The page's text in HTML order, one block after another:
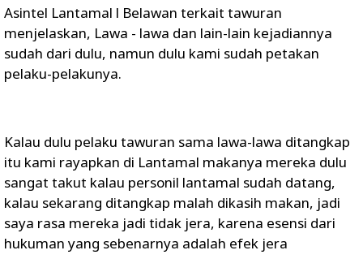
Asintel Lantamal l Belawan terkait tawuran
menjelaskan, Lawa - lawa dan lain-lain kejadiannya
sudah dari dulu, namun dulu kami sudah petakan
pelaku-pelakunya.
Kalau dulu pelaku tawuran sama lawa-lawa ditangkap
itu kami rayapkan di Lantamal makanya mereka dulu
sangat takut kalau personil lantamal sudah datang,
kalau sekarang ditangkap malah dikasih makan, jadi
saya rasa mereka jadi tidak jera, karena esensi dari
hukuman yang sebenarnya adalah efek jera